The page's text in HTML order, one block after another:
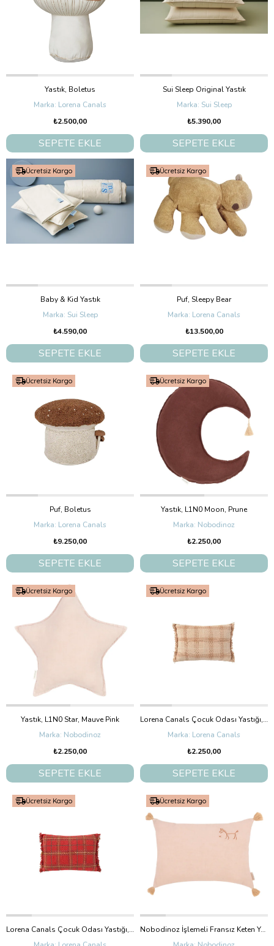
Yastık, Boletus
Lorena Canals
₺2.500,00
SEPETE EKLE
Sui Sleep Original Yastık
Sui Sleep
₺5.390,00
SEPETE EKLE
Baby & Kid Yastık
Sui Sleep
₺4.590,00
SEPETE EKLE
Ücretsiz Kargo
Puf, Sleepy Bear
Lorena Canals
₺13.500,00
SEPETE EKLE
Ücretsiz Kargo
Puf, Boletus
Lorena Canals
₺9.250,00
SEPETE EKLE
Ücretsiz Kargo
Yastık, L1N0 Moon, Prune
Nobodinoz
₺2.250,00
SEPETE EKLE
Ücretsiz Kargo
Yastık, L1N0 Star, Mauve Pink
Nobodinoz
₺2.250,00
SEPETE EKLE
Ücretsiz Kargo
Lorena Canals Çocuk Odası Yastığı, Tartan Rose
Lorena Canals
₺2.250,00
SEPETE EKLE
Ücretsiz Kargo
Lorena Canals Çocuk Odası Yastığı, Tartan Mapple Red
Ücretsiz Kargo
Nobodinoz İşlemeli Fransız Keten Yastık, Powder Pink
Ücretsiz Kargo